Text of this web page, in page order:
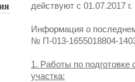
действуют с 01.07.2017 г.
Информация о
№ П-013-1655018804-
1. Работы по подготовке
участка: